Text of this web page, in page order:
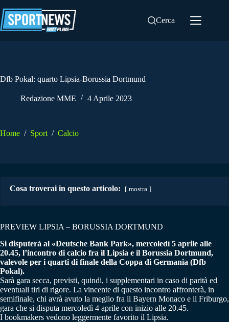
al
contenuto
Cerca
Dfb Pokal: quarto Lipsia-Borussia Dortmund
Redazione MME 4 Aprile 2023
Home / Sport / Calcio
Cosa troverai in questo articolo: mostra
PREVIEW LIPSIA – BORUSSIA DORTMUND
Si disputerà al «Deutsche Bank Park», mercoledì 5 aprile alle
20.45, l’incontro di calcio fra il Lipsia e il Borussia Dortmund,
valevole per i quarti di finale della Coppa di Germania (Dfb
Pokal).
Sarà gara secca, previsti, quindi, i supplementari in caso di parità ed
eventuali tiri di rigore. La vincente di questo incontro affronterà, in
semifinale, chi avrà avuto la meglio fra il Bayern Monaco e il Friburgo,
gara che si disputa mercoledì 4 aprile con inizio alle 20.45.
I bookmakers vedono leggermente favorito il Lipsia.